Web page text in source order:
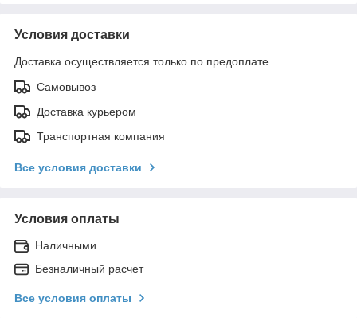
Условия доставки
Доставка осуществляется только по предоплате.
Самовывоз
Доставка курьером
Транспортная компания
Все условия доставки
Условия оплаты
Наличными
Безналичный расчет
Все условия оплаты